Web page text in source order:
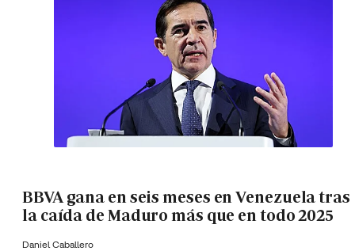
BBVA gana en seis meses en Venezuela tras
la caída de Maduro más que en todo 2025
Daniel Caballero